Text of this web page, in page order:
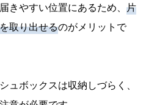
きやすい位置にあるため、 片
取り出せるのがメリットで
ュボックスは収納しづらく、